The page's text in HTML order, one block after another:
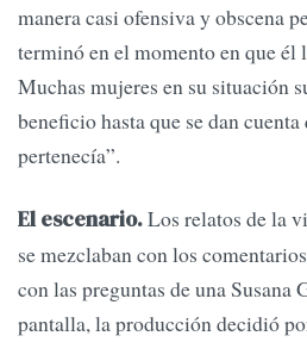
manera casi ofensiva y obscena
terminó en el momento en que él
Muchas mujeres en su situación
beneficio hasta que se dan cuenta
pertenecía”.
El escenario.Los relatos de la
se mezclaban con los
con las preguntas de una Susana
pantalla, la producción decidió